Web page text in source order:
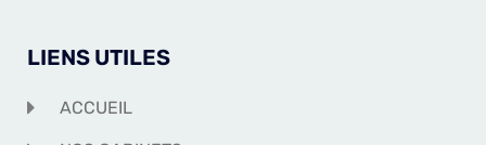
LIENS UTILES
ACCUEIL